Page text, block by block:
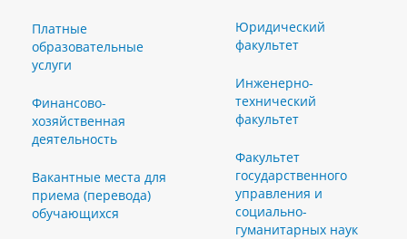
Платные
образовательные
услуги
Финансово-
хозяйственная
деятельность
Вакантные места для
приема (перевода)
обучающихся
Юридический
факультет
Инженерно-
технический
факультет
Факультет
государственного
управления и
социально-
гуманитарных наук